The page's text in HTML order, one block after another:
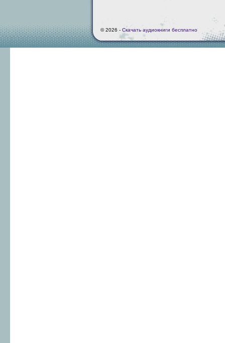
© 2026 - Скачать аудиокниги бесплатно